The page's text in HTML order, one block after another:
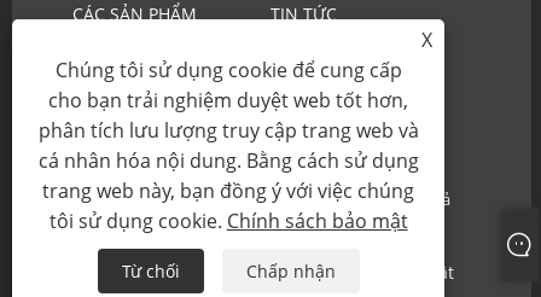
CÁC SẢN PHẨM
TIN TỨC
TẢI XUỐNG
GỬI YÊU CẦU
LIÊN HỆ CHÚNG TÔI
Bản quyền © 2022 Ningbo L & B Nhập khẩu & Xuất
khẩu Co., Ltd - ren thêu, ren cotton, cổ áo ren - Tất cả
các quyền.
Sitemap XML Chính sách bảo mật
X
Chúng tôi sử dụng cookie để cung cấp
cho bạn trải nghiệm duyệt web tốt hơn,
phân tích lưu lượng truy cập trang web và
cá nhân hóa nội dung. Bằng cách sử dụng
trang web này, bạn đồng ý với việc chúng
tôi sử dụng cookie. Chính sách bảo mật
Từ chối Chấp nhận